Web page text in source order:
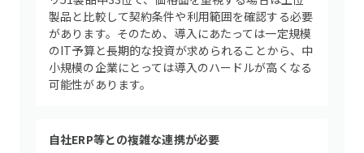
製品と比較して契約条件や利用範囲を確認する必要
があります。そのため、導入にあたっては一定規模
のIT予算と長期的な投資が求められることから、中
小規模の企業にとっては導入のハードルが高くなる
可能性があります。
自社ERP等との複雑な連携が必要